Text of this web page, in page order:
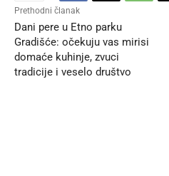
Prethodni članak
Dani pere u Etno parku
Gradišće: očekuju vas mirisi
domaće kuhinje, zvuci
tradicije i veselo društvo